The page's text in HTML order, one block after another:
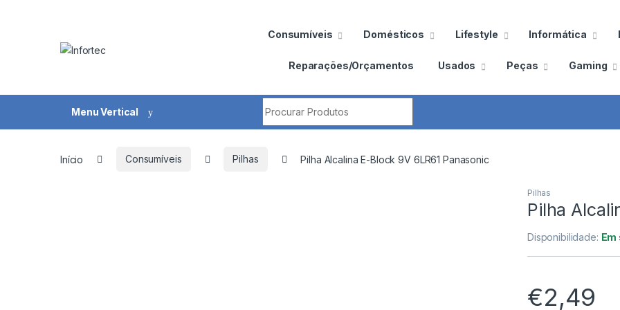
Consumíveis Domésticos Lifestyle Informática
Reparações/Orçamentos Usados Peças Gaming
Menu Vertical
Início Consumíveis Pilhas Pilha Alcalina E-Block 9V 6LR61 Panasonic
Pilhas
Pilha
Disponibilidade:
€2,49